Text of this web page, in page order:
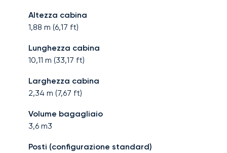
Altezza cabina
1,88 m (6,17 ft)
Lunghezza cabina
10,11 m (33,17 ft)
Larghezza cabina
2,34 m (7,67 ft)
Volume bagagliaio
3,6 m3
Posti (configurazione standard)